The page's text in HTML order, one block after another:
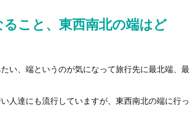
こと、東西南北の端はど
い、端というのが気になって旅行先に最北端、最
人達にも流行していますが、東西南北の端に行っ